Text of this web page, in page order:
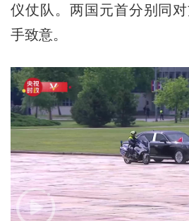
仪仗队。两国元首分别同
手致意。